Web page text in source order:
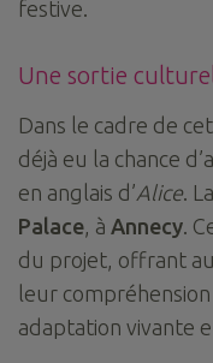
festive.
Une sortie
Dans le cadre de
déjà eu la chance
en anglais d’Alice.
Palace, à Annecy.
du projet, offrant
leur
adaptation vivante